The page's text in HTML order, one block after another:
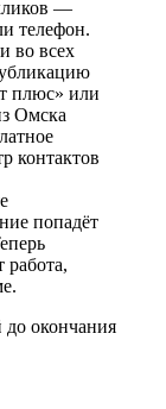
—
телефон.
во всех
плюс» или
Омска
контактов
попадёт
работа,
окончания